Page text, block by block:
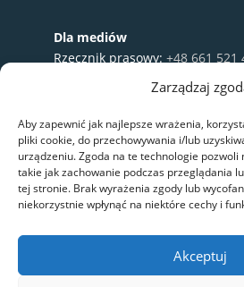
Zarządzaj
Aby zapewnić jak najlepsze wrażenia,
pliki cookie, do przechowywania i/lub
urządzeniu. Zgoda na te technologie pozwoli
takie jak zachowanie podczas przeglądania
tej stronie. Brak wyrażenia zgody lub
niekorzystnie wpłynąć na niektóre cechy i
Akceptuj
Dla mediów
Rzecznik prasowy: +48 661 521
media@nextbike.pl
+48 696 003 711